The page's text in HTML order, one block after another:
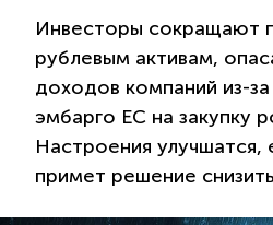
Инвесторы сокращают
рублевым активам,
доходов компаний из-
эмбарго ЕС на закупку
Настроения
примет решение